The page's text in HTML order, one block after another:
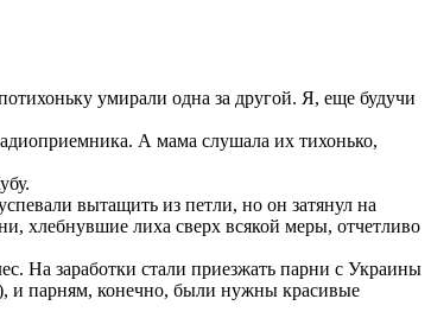
умирали одна за другой. Я, еще будучи
А мама слушала их тихонько,
вытащить из петли, но он затянул на
хлебнувшие лиха сверх всякой меры, отчетливо
На заработки стали приезжать парни с Украины
и парням, конечно, были нужны красивые